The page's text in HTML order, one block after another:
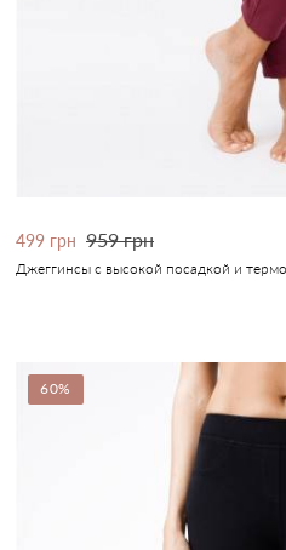
499 грн 959 грн
Джеггинсы с высокой посадкой и
60%